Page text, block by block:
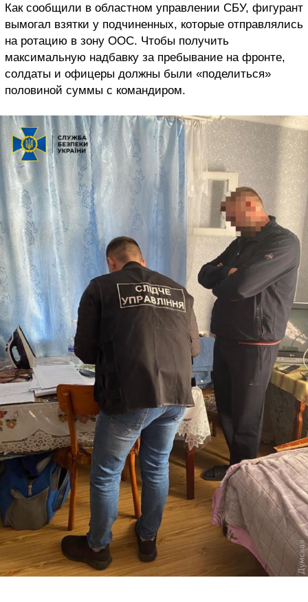
Как сообщили в областном управлении СБУ, фигурант
вымогал взятки у подчиненных, которые отправлялись
на ротацию в зону ООС. Чтобы получить
максимальную надбавку за пребывание на фронте,
солдаты и офицеры должны были «поделиться»
половиной суммы с командиром.